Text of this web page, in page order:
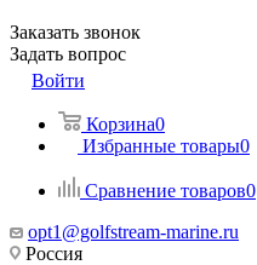
Заказать звонок
Задать вопрос
Войти
Корзина0
Избранные товары0
Сравнение товаров0
opt1@golfstream-marine.ru
Россия